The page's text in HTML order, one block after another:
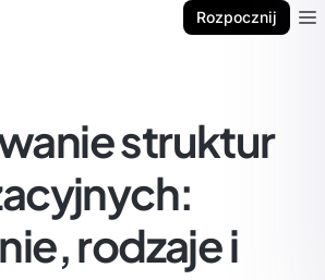
Rozpocznij
struktur
rodzaje i